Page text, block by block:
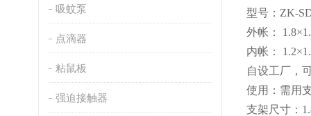
吸蚊泵
点滴器
粘鼠板
强迫接触器
型号： ZK-
外帐：
内帐 ：
自设工厂，
使用：需用
支架尺寸：